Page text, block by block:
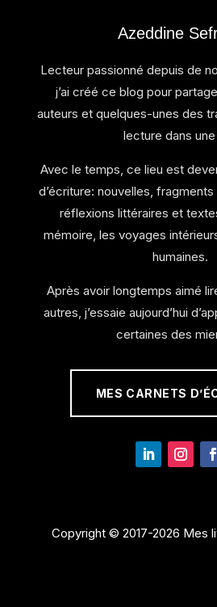
Azeddine
Lecteur passionné depuis de
j’ai créé ce blog pour
auteurs et quelques-unes des
lecture dans
Avec le temps, ce lieu est
d’écriture: nouvelles, fragments
réflexions littéraires et
mémoire, les voyages
humaines.
Après avoir longtemps aimé
autres, j’essaie aujourd’hui
certaines des
MES CARNETS
Copyright © 2017-2026 Mes